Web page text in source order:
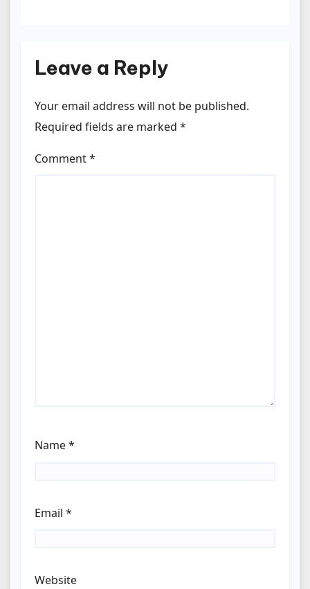
Leave a Reply
Your email address will not be published.
Required fields are marked *
Comment*
Name*
Email *
Website